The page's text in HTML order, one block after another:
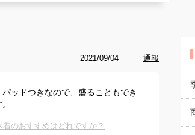
2021/09/04 通報
ッドつきなので、盛ることもでき
のおすすめはどれですか？